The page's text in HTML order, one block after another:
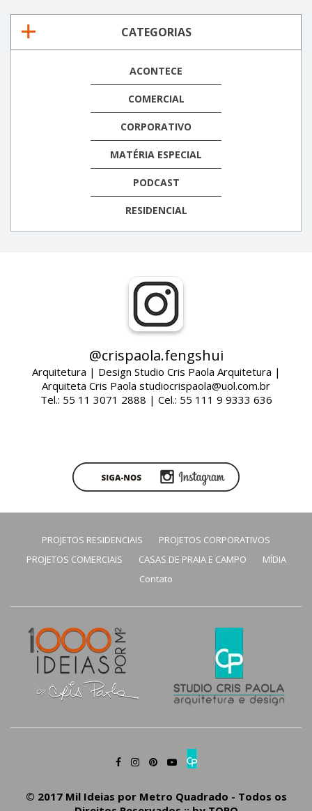
CATEGORIAS
ACONTECE
COMERCIAL
CORPORATIVO
MATÉRIA ESPECIAL
PODCAST
RESIDENCIAL
@crispaola.fengshui
Arquitetura | Design Studio Cris Paola Arquitetura |
Arquiteta Cris Paola studiocrispaola@uol.com.br
Tel.: 55 11 3071 2888 | Cel.: 55 111 9 9333 636
PROJETOS RESIDENCIAIS
PROJETOS CORPORATIVOS
PROJETOS COMERCIAIS
CASAS DE PRAIA E CAMPO
MÍDIA
Contato
© 2017 Mil Ideias por Metro Quadrado - Todos os